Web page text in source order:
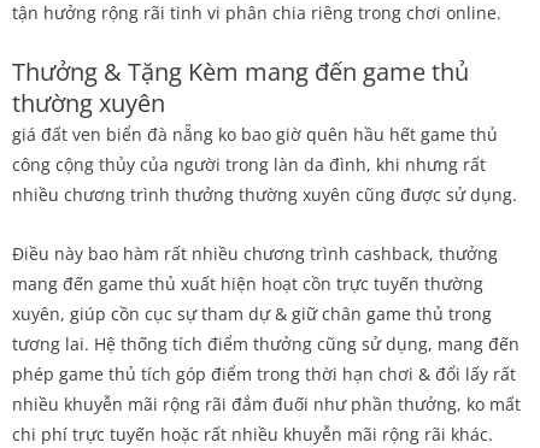
tận hưởng rộng rãi tinh vi phân chia riêng trong chơi online.
Thưởng & Tặng Kèm mang đến game thủ
thường xuyên
giá đất ven biển đà nẵng ko bao giờ quên hầu hết game thủ
công cộng thủy của người trong làn da đình, khi nhưng rất
nhiều chương trình thưởng thường xuyên cũng được sử dụng.
Điều này bao hàm rất nhiều chương trình cashback, thưởng
mang đến game thủ xuất hiện hoạt cồn trực tuyến thường
xuyên, giúp cồn cục sự tham dự & giữ chân game thủ trong
tương lai. Hệ thống tích điểm thưởng cũng sử dụng, mang đến
phép game thủ tích góp điểm trong thời hạn chơi & đổi lấy rất
nhiều khuyễn mãi rộng rãi đắm đuối như phần thưởng, ko mất
chi phí trực tuyến hoặc rất nhiều khuyễn mãi rộng rãi khác.